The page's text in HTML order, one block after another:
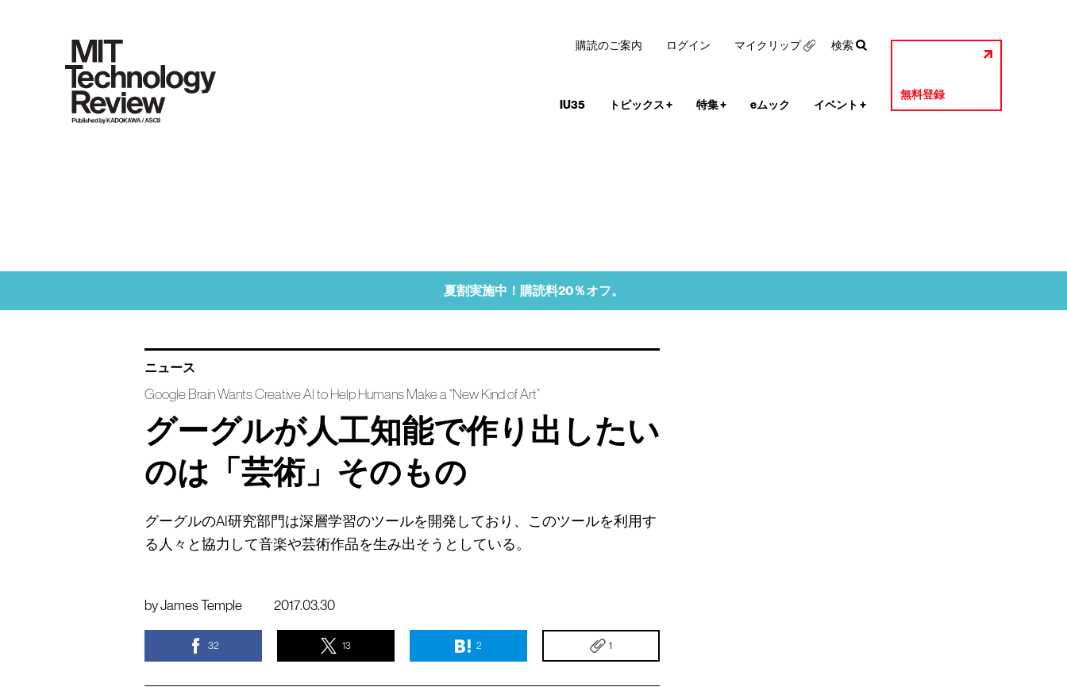
IU35 トピックス+ 特集+ eムック イベント +
無料登録
購読のご案内 ログイン マイクリップ 検索
夏割実施中！購読料20％オフ。
ニュース
Google Brain Wants Creative AI to Help Humans Make a “New Kind of Art”
グーグルが人工知能で作り出したい
のは「芸術」そのもの
グーグルのAI研究部門は深層学習のツールを開発しており、このツールを利用す
る人々と協力して音楽や芸術作品を生み出そうとしている。
byJames Temple 2017.03.30
32 13 2 1